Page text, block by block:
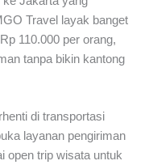
Travel layak banget
110.000 per orang,
tanpa bikin kantong
di transportasi
layanan pengiriman
open trip wisata untuk